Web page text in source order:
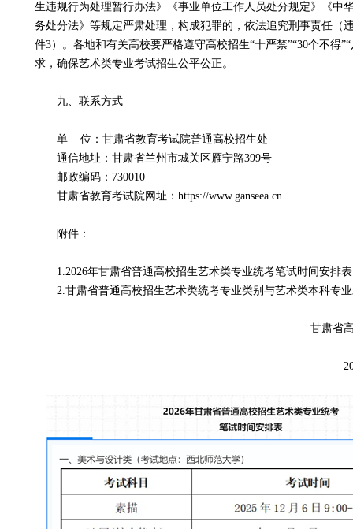
生违规行为处理暂行办法》《事业单位工作人员处分规定》《中
务处分法》等规定严肃处理，构成犯罪的，依法追究刑事责任（
件3）。各地和有关高校要严格遵守高校招生“十严禁”“30个不得
求，确保艺术类专业考试招生公平公正。
九、联系方式
单 位：甘肃省教育考试院普通高校招生处
通信地址：甘肃省兰州市城关区雁宁路399号
邮政编码：730010
甘肃省教育考试院网址：https://www.ganseea.cn
附件：
1.2026年甘肃省普通高校招生艺术类专业统考笔试时间安排表
2.甘肃省普通高校招生艺术类统考专业类别与艺术类本科专
甘肃省高等学校招生
2025年11月